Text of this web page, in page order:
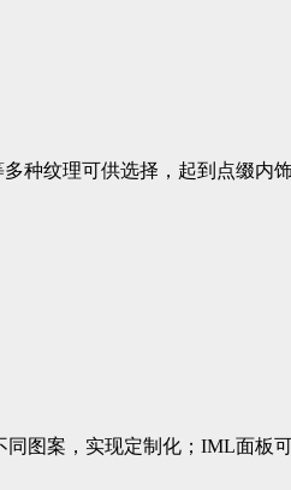
种纹理可供选择，起到点缀
图案，实现定制化；IML面